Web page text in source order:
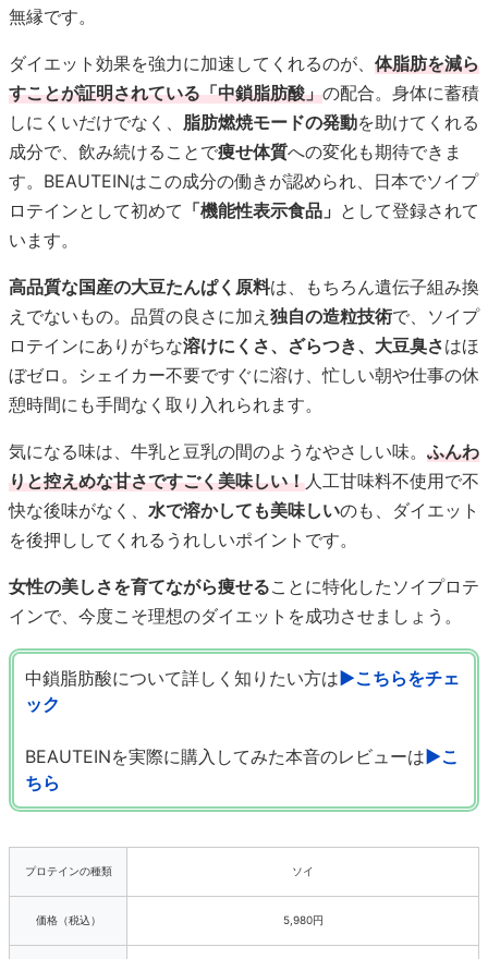
無縁です。
ダイエット効果を強力に加速してくれるのが、 体脂肪を減ら
すことが証明されている「中鎖脂肪酸」の配合。身体に蓄積
しにくいだけでなく、 脂肪燃焼モードの発動を助けてくれる
成分で、飲み続けることで痩せ体質への変化も期待できま
す。BEAUTEINはこの成分の働きが認められ、日本でソイプ
ロテインとして初めて 「機能性表示食品」 として登録されて
います。
高品質な国産の大豆たんぱく原料は、もちろん遺伝子組み換
えでないもの。品質の良さに加え 独自の造粒技術で、ソイプ
ロテインにありがちな溶けにくさ、ざらつき、大豆臭さはほ
ぼゼロ。シェイカー不要ですぐに溶け、忙しい朝や仕事の休
憩時間にも手間なく取り入れられます。
気になる味は、牛乳と豆乳の間のようなやさしい味。 ふんわ
りと控えめな甘さですごく美味しい！人工甘味料不使用で不
快な後味がなく、 水で溶かしても美味しいのも、ダイエット
を後押ししてくれるうれしいポイントです。
女性の美しさを育てながら痩せることに特化したソイプロテ
インで、今度こそ理想のダイエットを成功させましょう。
中鎖脂肪酸について詳しく知りたい方は▶こちらをチェ
ック
BEAUTEINを実際に購入してみた本音のレビューは▶こ
ちら
プロテインの種類 ソイ
価格（税込） 5,980円